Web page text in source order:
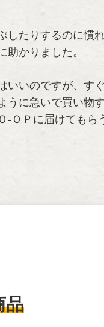
したりするのに慣
かりました。
いいのですが、す
うに急いで買い物
-ＯＰに届けてもら
品